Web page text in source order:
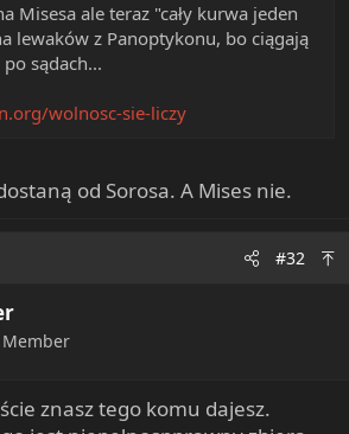
Misesa ale teraz "cały kurwa jeden
lewaków z Panoptykonu, bo ciągają
sądach...
wolnosc-sie-liczy
od Sorosa. A Mises nie.
#32
znasz tego komu dajesz.